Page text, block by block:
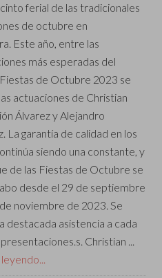
ferial de las tradicionales
de octubre en
Este año, entre las
más esperadas del
de Octubre 2023 se
actuaciones de Christian
Álvarez y Alejandro
La garantía de calidad en los
siendo una constante, y
de las Fiestas de Octubre se
desde el 29 de septiembre
noviembre de 2023. Se
destacada asistencia a cada
Christian ...